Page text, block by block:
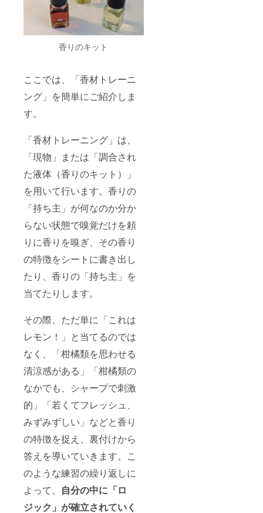
香りのキット
ここでは、「香材トレーニ
ング」を簡単にご紹介しま
す。
「香材トレーニング」は、
「現物」または「調合され
た液体（香りのキット）」
を用いて行います。香りの
「持ち主」が何なのか分か
らない状態で嗅覚だけを頼
りに香りを嗅ぎ、その香り
の特徴をシートに書き出し
たり、香りの「持ち主」を
当てたりします。
その際、ただ単に「これは
レモン！」と当てるのでは
なく、「柑橘類を思わせる
清涼感がある」「柑橘類の
なかでも、シャープで刺激
的」「若くてフレッシュ、
みずみずしい」などと香り
の特徴を捉え、裏付けから
答えを導いていきます。こ
のような練習の繰り返しに
よって、 自分の中に「ロ
ジック」が確立されていく